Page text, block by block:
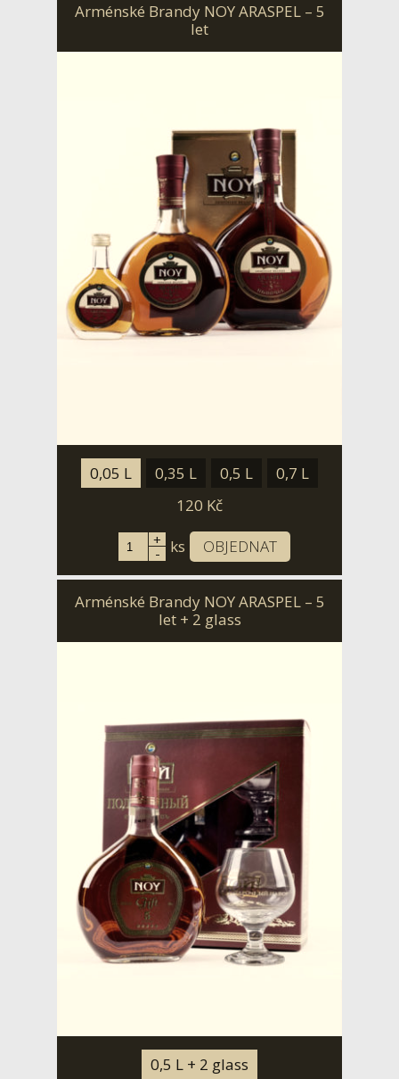
Arménské Brandy NOY ARASPEL – 5
let
0,05 L 0,35 L 0,5 L
0,7 L
120 Kč
+
- ks OBJEDNAT
Arménské Brandy NOY ARASPEL – 5
let + 2 glass
0,5 L + 2 glass